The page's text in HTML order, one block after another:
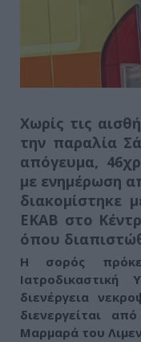
Χωρίς τις
την παραλία
απόγευμα,
με ενημέρωση
διακομίστηκε
ΕΚΑΒ στο
όπου
Η σορός
διενέργεια
διενεργείται
Μαρμαρά του